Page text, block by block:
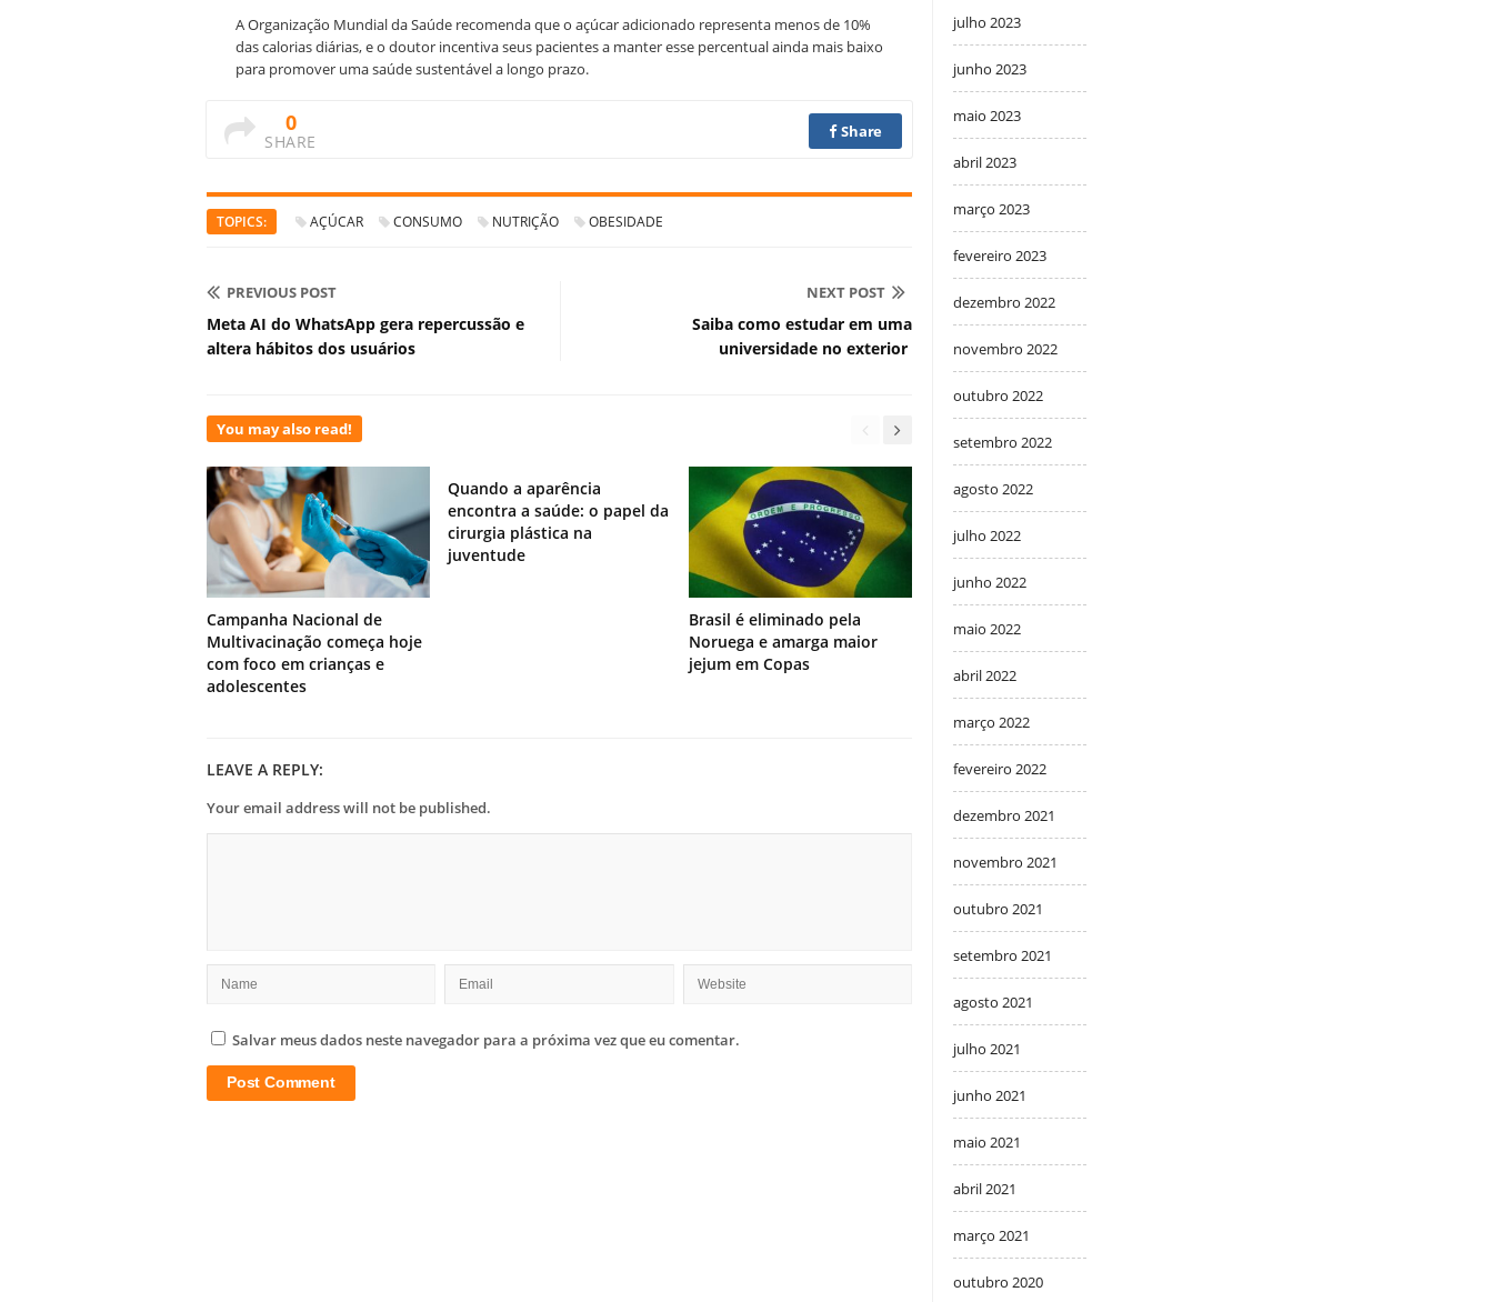
A Organização Mundial da Saúde recomenda que o açúcar adicionado representa menos de 10%
das calorias diárias, e o doutor incentiva seus pacientes a manter esse percentual ainda mais baixo
para promover uma saúde sustentável a longo prazo.
0
SHARE
Share
TOPICS: AÇÚCAR CONSUMO NUTRIÇÃO OBESIDADE
PREVIOUS POST
Meta AI do WhatsApp gera repercussão e
altera hábitos dos usuários
NEXT POST
Saiba como estudar em uma
universidade no exterior
You may also read!
Campanha Nacional de
Multivacinação começa hoje
com foco em crianças e
adolescentes
Quando a aparência
encontra a saúde: o papel da
cirurgia plástica na
juventude
Brasil é eliminado pela
Noruega e amarga maior
jejum em Copas
LEAVE A REPLY:
Your email address will not be published.
Salvar meus dados neste navegador para a próxima vez que eu comentar.
julho 2023
junho 2023
maio 2023
abril 2023
março 2023
fevereiro 2023
dezembro 2022
novembro 2022
outubro 2022
setembro 2022
agosto 2022
julho 2022
junho 2022
maio 2022
abril 2022
março 2022
fevereiro 2022
dezembro 2021
novembro 2021
outubro 2021
setembro 2021
agosto 2021
julho 2021
junho 2021
maio 2021
abril 2021
março 2021
outubro 2020